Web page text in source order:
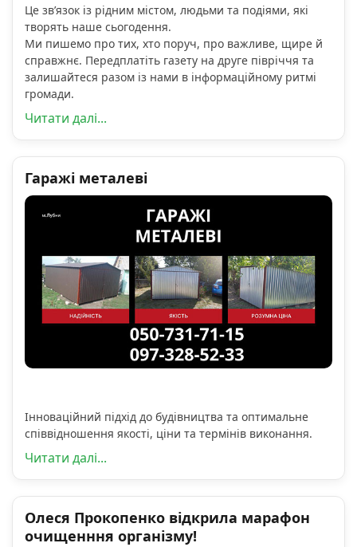
Це зв’язок із рідним містом, людьми та подіями, які
творять наше сьогодення.
Ми пишемо про тих, хто поруч, про важливе, щире й
справжнє. Передплатіть газету на друге півріччя та
залишайтеся разом із нами в інформаційному ритмі
громади.
Читати далі...
Гаражі металеві
Інноваційний підхід до будівництва та оптимальне
співвідношення якості, ціни та термінів виконання.
Читати далі...
Олеся Прокопенко відкрила марафон
очищенння організму!